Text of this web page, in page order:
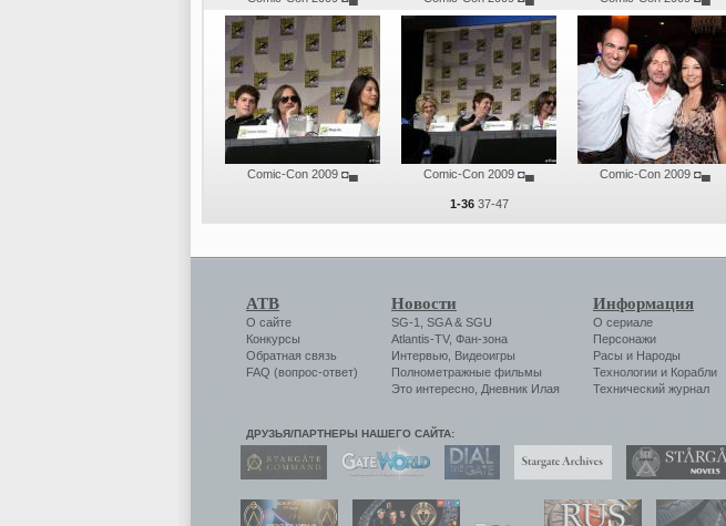
Comic-Con 2009 ◘▄ Comic-Con 2009 ◘▄ Comic-Con 2009 ◘▄
1-36 37-47
АТВ
О сайте
Конкурсы
Обратная связь
FAQ (вопрос-ответ)
Новости
SG-1 SGA& SGU
Atlantis-TV, Фан-зона
Интервью Видеоигры
Полнометражные фильмы
Это интересно Дневник Илая
Информация
О сериале
Персонажи
Расы и Народы
Технологии и Корабли
Технический журнал
ДРУЗЬЯ/ПАРТНЕРЫ НАШЕГО САЙТА: